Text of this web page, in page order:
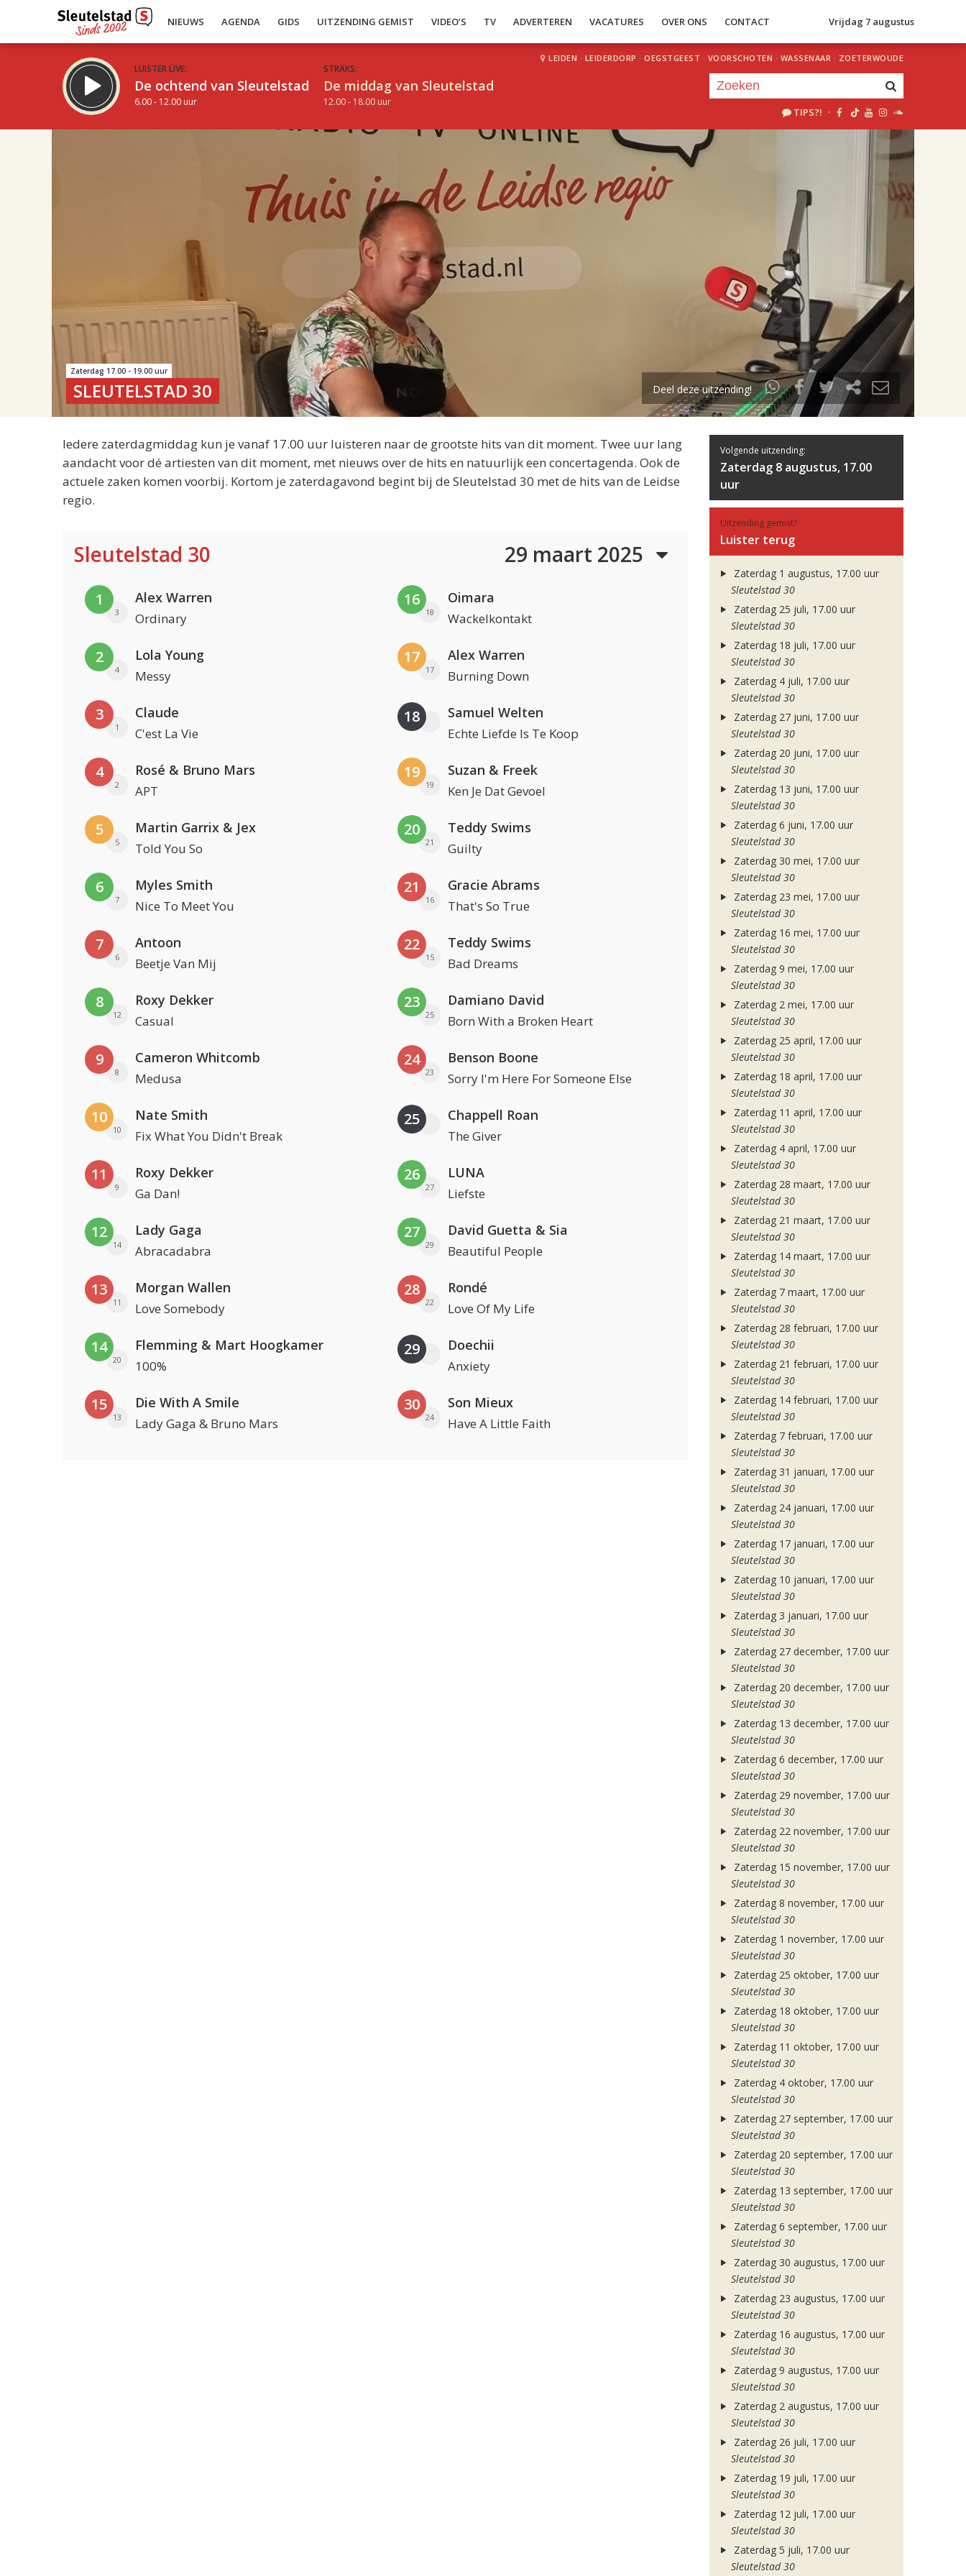
NIEUWS AGENDA GIDS UITZENDING GEMIST VIDEO’S TV ADVERTEREN VACATURES OVER ONS CONTACT Vrijdag 7 augustus
LUISTER LIVE:
De ochtend van Sleutelstad
6.00 - 12.00 uur
STRAKS:
De middag van Sleutelstad
12.00 - 18.00 uur
LEIDEN · LEIDERDORP · OEGSTGEEST · VOORSCHOTEN · WASSENAAR · ZOETERWOUDE
TIPS?! ·
uur 1 van 2
Volgend uur
Zaterdag 17.00 - 19.00 uur
SLEUTELSTAD 30 Deel deze uitzending!
Iedere zaterdagmiddag kun je vanaf 17.00 uur luisteren naar de grootste hits van dit moment. Twee uur lang
aandacht voor dé artiesten van dit moment, met nieuws over de hits en natuurlijk een concertagenda. Ook de
actuele zaken komen voorbij. Kortom je zaterdagavond begint bij de Sleutelstad 30 met de hits van de Leidse
regio.
Sleutelstad 30 29 maart 2025
1
3
Alex Warren
Ordinary
2
4
Lola Young
Messy
3
1
Claude
C'est La Vie
4
2
Rosé & Bruno Mars
APT
5
5
Martin Garrix & Jex
Told You So
6
7
Myles Smith
Nice To Meet You
7
6
Antoon
Beetje Van Mij
8
12
Roxy Dekker
Casual
9
8
Cameron Whitcomb
Medusa
10
10
Nate Smith
Fix What You Didn't Break
11
9
Roxy Dekker
Ga Dan!
12
14
Lady Gaga
Abracadabra
13
11
Morgan Wallen
Love Somebody
14
20
Flemming & Mart Hoogkamer
100%
15
13
Die With A Smile
Lady Gaga & Bruno Mars
16
18
Oimara
Wackelkontakt
17
17
Alex Warren
Burning Down
18 Samuel Welten
Echte Liefde Is Te Koop
19
19
Suzan & Freek
Ken Je Dat Gevoel
20
21
Teddy Swims
Guilty
21
16
Gracie Abrams
That's So True
22
15
Teddy Swims
Bad Dreams
23
25
Damiano David
Born With a Broken Heart
24
23
Benson Boone
Sorry I'm Here For Someone Else
25 Chappell Roan
The Giver
26
27
LUNA
Liefste
27
29
David Guetta & Sia
Beautiful People
28
22
Rondé
Love Of My Life
29 Doechii
Anxiety
30
24
Son Mieux
Have A Little Faith
Volgende uitzending:
Zaterdag 8 augustus, 17.00
uur
Uitzending gemist?
Luister terug
Zaterdag 1 augustus, 17.00 uur
Sleutelstad 30
Zaterdag 25 juli, 17.00 uur
Sleutelstad 30
Zaterdag 18 juli, 17.00 uur
Sleutelstad 30
Zaterdag 4 juli, 17.00 uur
Sleutelstad 30
Zaterdag 27 juni, 17.00 uur
Sleutelstad 30
Zaterdag 20 juni, 17.00 uur
Sleutelstad 30
Zaterdag 13 juni, 17.00 uur
Sleutelstad 30
Zaterdag 6 juni, 17.00 uur
Sleutelstad 30
Zaterdag 30 mei, 17.00 uur
Sleutelstad 30
Zaterdag 23 mei, 17.00 uur
Sleutelstad 30
Zaterdag 16 mei, 17.00 uur
Sleutelstad 30
Zaterdag 9 mei, 17.00 uur
Sleutelstad 30
Zaterdag 2 mei, 17.00 uur
Sleutelstad 30
Zaterdag 25 april, 17.00 uur
Sleutelstad 30
Zaterdag 18 april, 17.00 uur
Sleutelstad 30
Zaterdag 11 april, 17.00 uur
Sleutelstad 30
Zaterdag 4 april, 17.00 uur
Sleutelstad 30
Zaterdag 28 maart, 17.00 uur
Sleutelstad 30
Zaterdag 21 maart, 17.00 uur
Sleutelstad 30
Zaterdag 14 maart, 17.00 uur
Sleutelstad 30
Zaterdag 7 maart, 17.00 uur
Sleutelstad 30
Zaterdag 28 februari, 17.00 uur
Sleutelstad 30
Zaterdag 21 februari, 17.00 uur
Sleutelstad 30
Zaterdag 14 februari, 17.00 uur
Sleutelstad 30
Zaterdag 7 februari, 17.00 uur
Sleutelstad 30
Zaterdag 31 januari, 17.00 uur
Sleutelstad 30
Zaterdag 24 januari, 17.00 uur
Sleutelstad 30
Zaterdag 17 januari, 17.00 uur
Sleutelstad 30
Zaterdag 10 januari, 17.00 uur
Sleutelstad 30
Zaterdag 3 januari, 17.00 uur
Sleutelstad 30
Zaterdag 27 december, 17.00 uur
Sleutelstad 30
Zaterdag 20 december, 17.00 uur
Sleutelstad 30
Zaterdag 13 december, 17.00 uur
Sleutelstad 30
Zaterdag 6 december, 17.00 uur
Sleutelstad 30
Zaterdag 29 november, 17.00 uur
Sleutelstad 30
Zaterdag 22 november, 17.00 uur
Sleutelstad 30
Zaterdag 15 november, 17.00 uur
Sleutelstad 30
Zaterdag 8 november, 17.00 uur
Sleutelstad 30
Zaterdag 1 november, 17.00 uur
Sleutelstad 30
Zaterdag 25 oktober, 17.00 uur
Sleutelstad 30
Zaterdag 18 oktober, 17.00 uur
Sleutelstad 30
Zaterdag 11 oktober, 17.00 uur
Sleutelstad 30
Zaterdag 4 oktober, 17.00 uur
Sleutelstad 30
Zaterdag 27 september, 17.00 uur
Sleutelstad 30
Zaterdag 20 september, 17.00 uur
Sleutelstad 30
Zaterdag 13 september, 17.00 uur
Sleutelstad 30
Zaterdag 6 september, 17.00 uur
Sleutelstad 30
Zaterdag 30 augustus, 17.00 uur
Sleutelstad 30
Zaterdag 23 augustus, 17.00 uur
Sleutelstad 30
Zaterdag 16 augustus, 17.00 uur
Sleutelstad 30
Zaterdag 9 augustus, 17.00 uur
Sleutelstad 30
Zaterdag 2 augustus, 17.00 uur
Sleutelstad 30
Zaterdag 26 juli, 17.00 uur
Sleutelstad 30
Zaterdag 19 juli, 17.00 uur
Sleutelstad 30
Zaterdag 12 juli, 17.00 uur
Sleutelstad 30
Zaterdag 5 juli, 17.00 uur
Sleutelstad 30